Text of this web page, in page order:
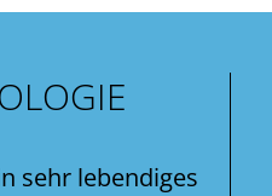
sehr lebendiges